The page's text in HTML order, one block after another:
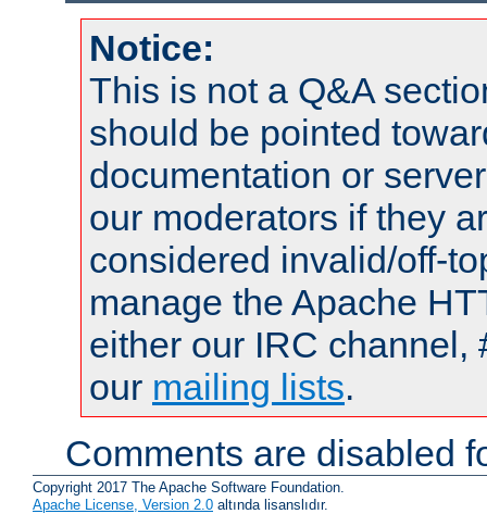
Notice:
This is not a Q&A
should be pointed
documentation or
our moderators if they
considered invalid/off-
manage the Apache
either our IRC channel,
our mailing lists.
Comments are disabled
Copyright 2017 The Apache Software Foundation.
Apache License, Version 2.0 altında lisanslıdır.